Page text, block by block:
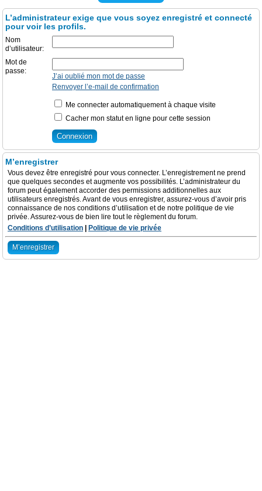
L’administrateur exige que vous soyez enregistré et connecté
pour voir les profils.
Nom
d’utilisateur:
Mot de
passe:
J’ai oublié mon mot de passe
Renvoyer l’e-mail de confirmation
Me connecter automatiquement à chaque visite
Cacher mon statut en ligne pour cette session
M’enregistrer
Vous devez être enregistré pour vous connecter. L’enregistrement ne prend
que quelques secondes et augmente vos possibilités. L’administrateur du
forum peut également accorder des permissions additionnelles aux
utilisateurs enregistrés. Avant de vous enregistrer, assurez-vous d’avoir pris
connaissance de nos conditions d’utilisation et de notre politique de vie
privée. Assurez-vous de bien lire tout le règlement du forum.
Conditions d’utilisation
Politique de vie privée
M’enregistrer